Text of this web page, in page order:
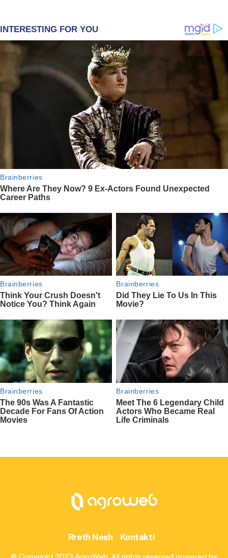
Rreth Nesh Kontakti